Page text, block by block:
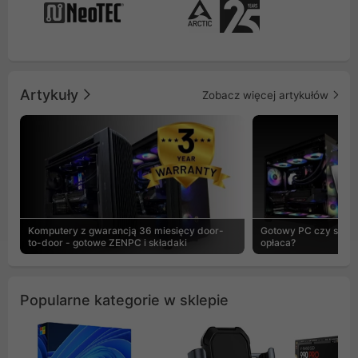
Artykuły Zobacz więcej artykułów
Komputery z gwarancją 36 miesięcy door-
to-door - gotowe ZENPC i składaki
Gotowy PC czy
opłaca?
Popularne kategorie w sklepie